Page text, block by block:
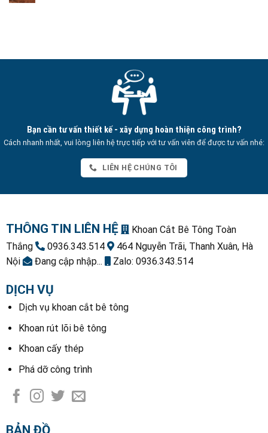
Bạn cần tư vấn thiết kế - xây dựng hoàn thiện công trình?
Cách nhanh nhất, vui lòng liên hệ trực tiếp với tư vấn viên để được tư vấn nhé:
LIÊN HỆ CHÚNG TÔI
THÔNG TIN LIÊN HỆ
Khoan Cắt Bê Tông Toàn
Thắng
0936.343.514
464 Nguyễn Trãi, Thanh Xuân, Hà
Nội
Đang cập nhập... Zalo: 0936.343.514
DỊCH VỤ
Dịch vụ khoan cắt bê tông
Khoan rút lõi bê tông
Khoan cấy thép
Phá dỡ công trình
BẢN ĐỒ